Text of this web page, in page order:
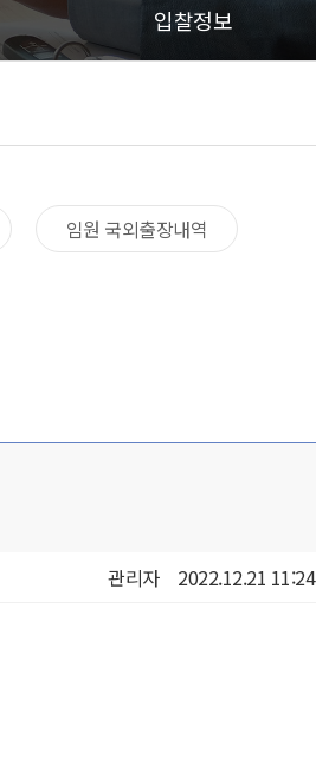
입찰정보
임원 국외출장내역​
관리자 2022.12.21 11:24